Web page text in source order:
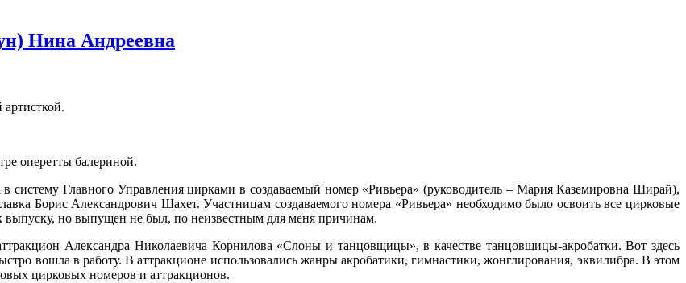
Нина Андреевна
оперетты балериной.
в систему Главного Управления цирками в создаваемый номер «Ривьера» (руководитель – Мария Каземировна Ширай),
Борис Александрович Шахет. Участницам создаваемого номера «Ривьера» необходимо было освоить все цирковые
выпуску, но выпущен не был, по неизвестным для меня причинам.
Александра Николаевича Корнилова «Слоны и танцовщицы», в качестве танцовщицы-акробатки. Вот здесь
вошла в работу. В аттракционе использовались жанры акробатики, гимнастики, жонглирования, эквилибра. В этом
цирковых номеров и аттракционов.